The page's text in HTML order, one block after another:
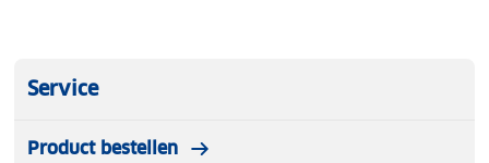
Service
Product bestellen